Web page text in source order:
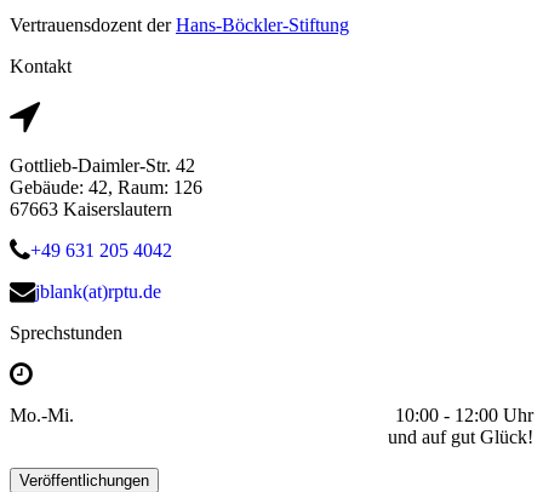
Vertrauensdozent derHans-Böckler-Stiftung
Kontakt
Gottlieb-Daimler-Str. 42
Gebäude: 42, Raum: 126
67663 Kaiserslautern
+49 631 205 4042
jblank(at)rptu.de
Sprechstunden
Mo.-Mi.
10:00 - 12:00 Uhr
und auf gut Glück!
Veröffentlichungen